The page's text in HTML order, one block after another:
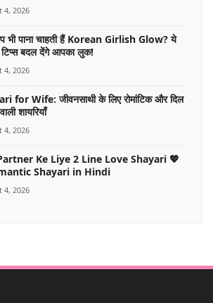
4, 2026
भी पाना चाहती हैं Korean Girlish Glow? ये
बदल देंगे आपका लुक!
4, 2026
for Wife: जीवनसाथी के लिए रोमांटिक और दिल
शायरियाँ
4, 2026
Ke Liye 2 Line Love Shayari 💖
Shayari in Hindi
4, 2026